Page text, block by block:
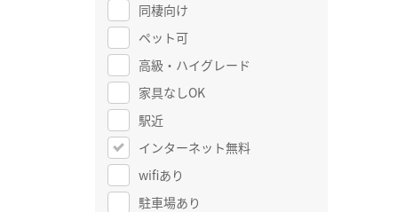
同棲向け
ペット可
高級・ハイグレード
家具なしOK
駅近
インターネット無料
wifiあり
駐車場あり